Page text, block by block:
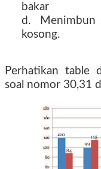
bakar
d. Menimbun
kosong.
Perhatikan table
soal nomor 30,31